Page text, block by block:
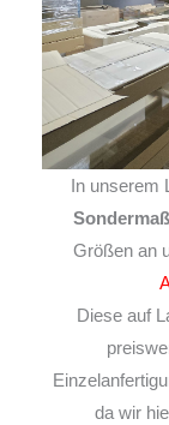
In unserem
Größen an
Diese auf
da wir